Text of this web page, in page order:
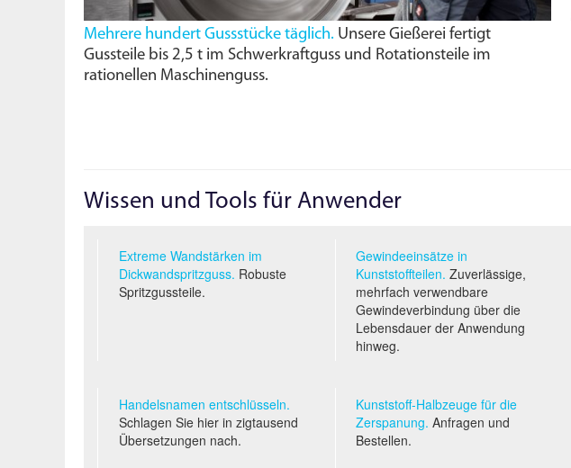
Mehrere hundert Gussstücke täglich. Unsere Gießerei fertigt
Gussteile bis 2,5 t im Schwerkraftguss und Rotationsteile im
rationellen Maschinenguss.
Wissen und Tools für Anwender
Extreme Wandstärken im
Dickwandspritzguss. Robuste
Spritzgussteile.
Gewindeeinsätze in
Kunststoffteilen. Zuverlässige,
mehrfach verwendbare
Gewindeverbindung über die
Lebensdauer der Anwendung
hinweg.
Handelsnamen entschlüsseln.
Schlagen Sie hier in zigtausend
Übersetzungen nach.
Kunststoff-Halbzeuge für die
Zerspanung. Anfragen und
Bestellen.